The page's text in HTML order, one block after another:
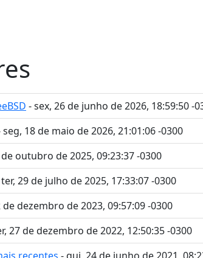
- sex, 26 de junho de 2026, 18:59:50 -
seg, 18 de maio de 2026, 21:01:06 -0300
de outubro de 2025, 09:23:37 -0300
29 de julho de 2025, 17:33:07 -0300
de dezembro de 2023, 09:57:09 -0300
27 de dezembro de 2022, 12:50:35 -0300